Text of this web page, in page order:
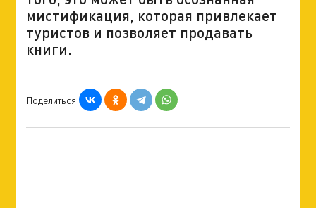
мистификация, которая привлекает
туристов и позволяет продавать
книги.
Поделиться: